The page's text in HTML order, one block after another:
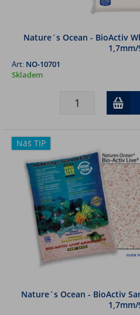
Nature´s Ocean - BioActiv
1,7mm/
Art: NO-10701
Skladem
Náš TIP
Nature´s Ocean - BioActiv
1,7mm/